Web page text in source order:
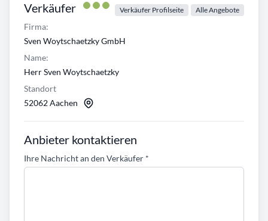
Verkäufer Verkäufer Profilseite Alle Angebote
Firma:
Sven Woytschaetzky GmbH
Name:
Herr Sven Woytschaetzky
Standort
52062 Aachen
Anbieter kontaktieren
Ihre Nachricht an den Verkäufer *